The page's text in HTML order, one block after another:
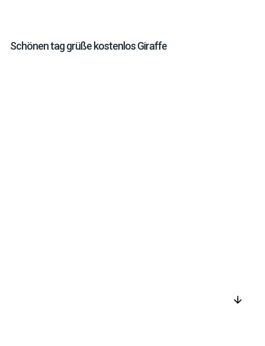
Schönen tag grüße kostenlos Giraffe
arrow_downward